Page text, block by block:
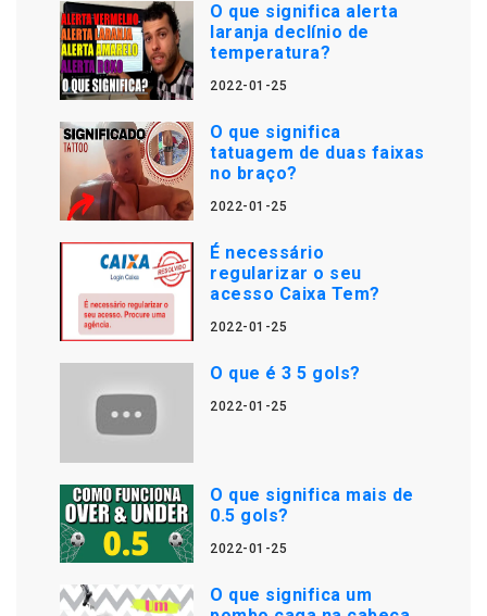
O que significa alerta
laranja declínio de
temperatura?
2022-01-25
O que significa
tatuagem de duas faixas
no braço?
2022-01-25
É necessário
regularizar o seu
acesso Caixa Tem?
2022-01-25
O que é 3 5 gols?
2022-01-25
O que significa mais de
0.5 gols?
2022-01-25
O que significa um